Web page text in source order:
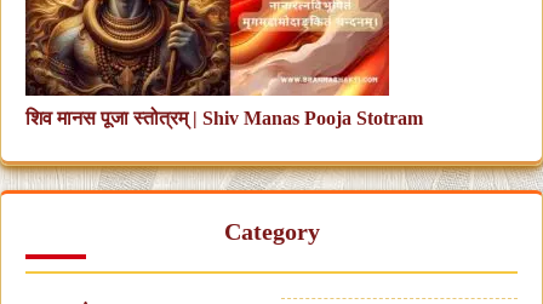
शिव मानस पूजा स्तोत्रम् | Shiv Manas Pooja Stotram
Category